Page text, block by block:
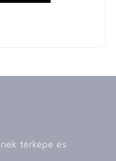
térképe és